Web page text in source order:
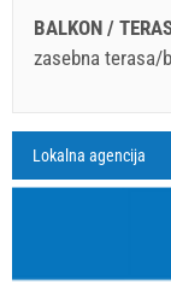
BALKON /
zasebna terasa/
A4 Apartment
Legenda: termini
Polja označena
Lokalna agencija